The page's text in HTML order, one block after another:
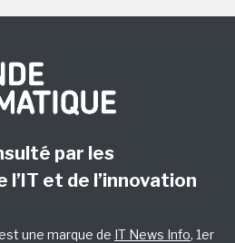
par les
et de l’innovation
une marque de IT News Info, 1er